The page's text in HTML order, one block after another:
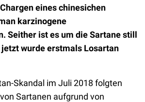
eines chinesichen
karzinogene
Seither ist es um die Sartane still
wurde erstmals Losartan
Skandal im Juli 2018 folgten
Sartanen aufgrund von